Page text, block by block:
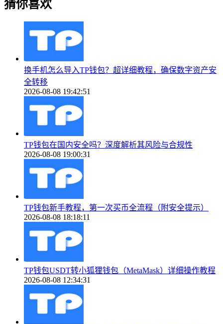
猜你喜欢
换手机怎么导入TP钱包？超详细教程，确保数字资产安
全转移
2026-08-08 19:42:51
TP钱包在国内安全吗？深度解析其风险与合规性
2026-08-08 19:00:31
TP钱包新手教程，第一次买币全流程（附安全提示）
2026-08-08 18:18:11
TP钱包USDT转小狐狸钱包（MetaMask）详细操作教程
2026-08-08 12:34:31